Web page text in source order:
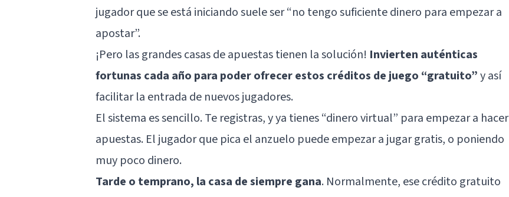
jugador que se está iniciando suele ser “no tengo suficiente dinero para empezar a
apostar”.
¡Pero las grandes casas de apuestas tienen la solución! Invierten auténticas
fortunas cada año para poder ofrecer estos créditos de juego “gratuito”y así
facilitar la entrada de nuevos jugadores.
El sistema es sencillo. Te registras, y ya tienes “dinero virtual” para empezar a hacer
apuestas. El jugador que pica el anzuelo puede empezar a jugar gratis, o poniendo
muy poco dinero.
Tarde o temprano, la casa de siempre gana. Normalmente, ese crédito gratuito